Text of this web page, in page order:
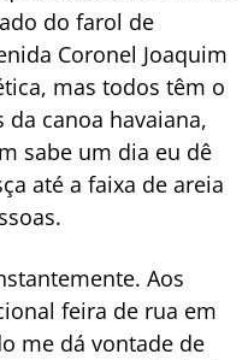
do farol de
Coronel Joaquim
mas todos têm o
canoa havaiana,
sabe um dia eu dê
até a faixa de areia
Aos
feira de rua em
me dá vontade de